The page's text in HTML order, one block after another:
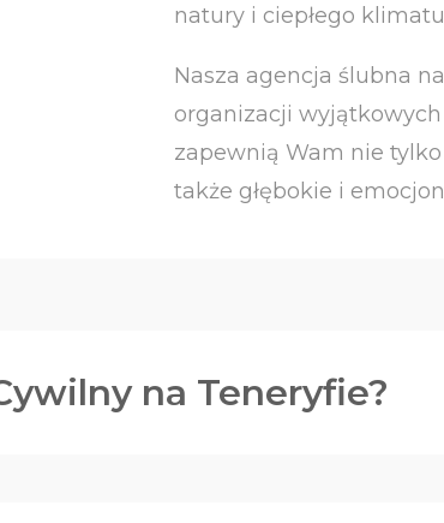
natury i ciepłego
Nasza agencja ślubna
organizacji
zapewnią Wam nie
także głębokie i
na Teneryfie?